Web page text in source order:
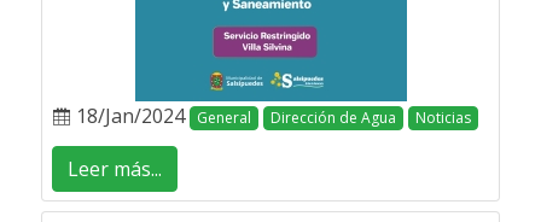
18/Jan/2024 General Dirección de Agua Noticias
Leer más...